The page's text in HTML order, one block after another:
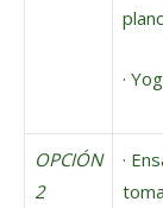
·
OPCIÓN
2
·